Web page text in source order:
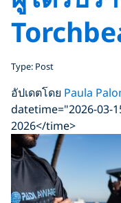
Type: Post
อัปเดตโดย Paula
datetime="2026-03-
2026</time>